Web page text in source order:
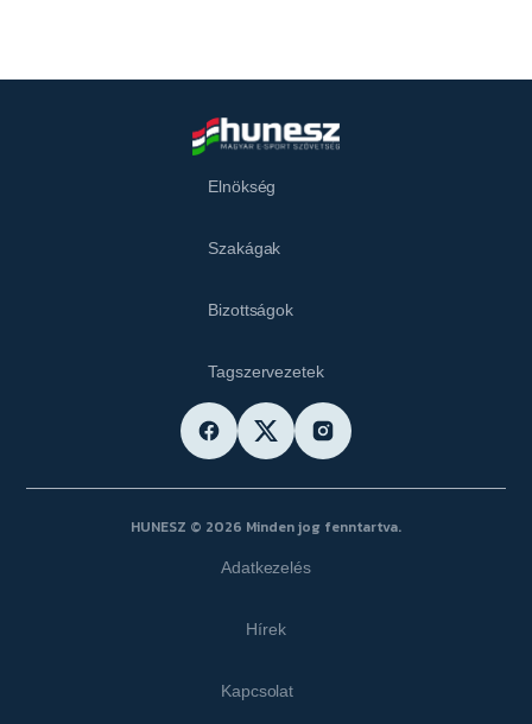
Elnökség
Szakágak
Bizottságok
Tagszervezetek
HUNESZ © 2026 Minden jog fenntartva.
Adatkezelés
Hírek
Kapcsolat